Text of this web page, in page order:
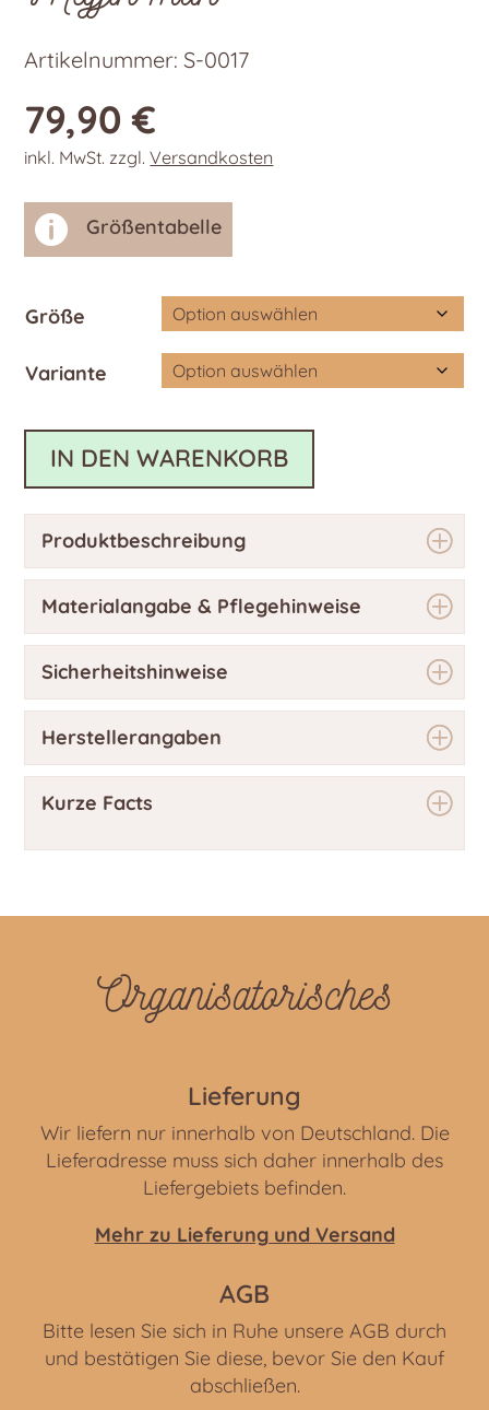
Artikelnummer:S-0017
79,90€
inkl. MwSt. zzgl.Versandkosten
 Größentabelle
Größe
Variante
IN DEN WARENKORB
Produktbeschreibung
Materialangabe & Pflegehinweise
Sicherheitshinweise
Herstellerangaben
Kurze Facts
Organisatorisches
Lieferung
Wir liefern nur innerhalb von Deutschland. Die
Lieferadresse muss sich daher innerhalb des
Liefergebiets befinden.
Mehr zu Lieferung und Versand
AGB
Bitte lesen Sie sich in Ruhe unsere AGB durch
und bestätigen Sie diese, bevor Sie den Kauf
abschließen.